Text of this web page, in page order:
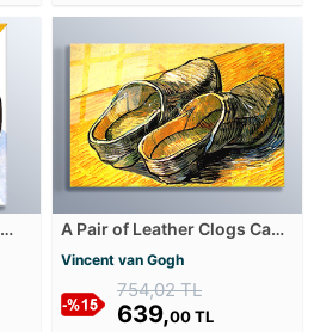
A Pair of Leather Clogs Cam
Tablosu
Vincent van Gogh
754,02 TL
639,00 TL